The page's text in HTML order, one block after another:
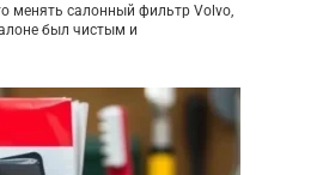
менять салонный фильтр Volvo,
был чистым и